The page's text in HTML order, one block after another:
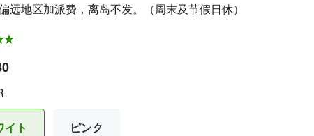
远地区加派费，离岛不发。（周末及节假日休）
イト ピンク